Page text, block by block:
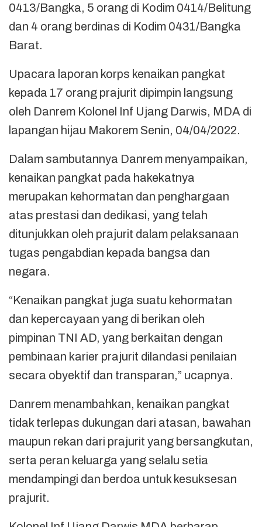
0413/Bangka, 5 orang di Kodim 0414/Belitung
dan 4 orang berdinas di Kodim 0431/Bangka
Barat.
Upacara laporan korps kenaikan pangkat
kepada 17 orang prajurit dipimpin langsung
oleh Danrem Kolonel Inf Ujang Darwis, MDA di
lapangan hijau Makorem Senin, 04/04/2022.
Dalam sambutannya Danrem menyampaikan,
kenaikan pangkat pada hakekatnya
merupakan kehormatan dan penghargaan
atas prestasi dan dedikasi, yang telah
ditunjukkan oleh prajurit dalam pelaksanaan
tugas pengabdian kepada bangsa dan
negara.
“Kenaikan pangkat juga suatu kehormatan
dan kepercayaan yang di berikan oleh
pimpinan TNI AD, yang berkaitan dengan
pembinaan karier prajurit dilandasi penilaian
secara obyektif dan transparan,” ucapnya.
Danrem menambahkan, kenaikan pangkat
tidak terlepas dukungan dari atasan, bawahan
maupun rekan dari prajurit yang bersangkutan,
serta peran keluarga yang selalu setia
mendampingi dan berdoa untuk kesuksesan
prajurit.